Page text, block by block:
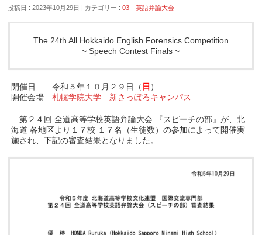
投稿日 : 2023年10月29日 カテゴリー :03 英語弁論大会
The 24th All Hokkaido English Forensics Competition
~ Speech Contest Finals ~
開催日 令和５年１０月２９日（ 日 ）
開催会場札幌学院大学 新さっぽろキャンパス
第２４回 全道高等学校英語弁論大会 『スピーチの部』が、北
海道 各地区より１７校 １７名（生徒数）の参加によって開催実
施され、下記の審査結果となりました。